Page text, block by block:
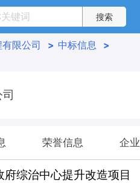
限公司 > 中标信息
>
荣誉信息 企
综治中心提升改造项目